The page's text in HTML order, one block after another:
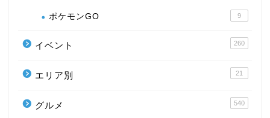
ポケモンGO 9
イベント 260
エリア別 21
グルメ 540